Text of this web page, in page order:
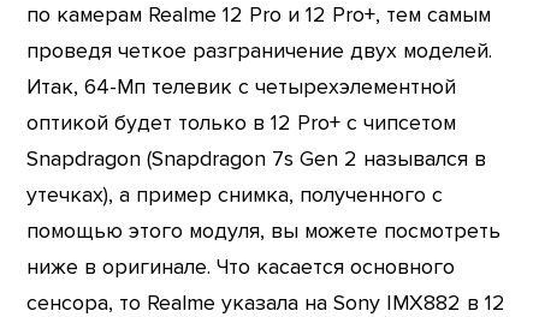
по камерам Realme 12 Pro и 12 Pro+, тем самым
проведя четкое разграничение двух моделей.
Итак, 64-Мп телевик с четырехэлементной
оптикой будет только в 12 Pro+ с чипсетом
Snapdragon (Snapdragon 7s Gen 2 назывался в
утечках), а пример снимка, полученного с
помощью этого модуля, вы можете посмотреть
ниже в оригинале. Что касается основного
сенсора, то Realme указала на Sony IMX882 в 12